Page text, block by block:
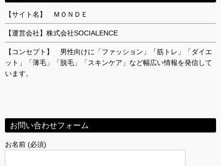
【サイト名】 ＭＯＮＤＥ
【運営会社】株式会社SOCIALENCE
【コンセプト】 男性向けに「ファッション」「筋トレ」「ダイエ
ット」「薄毛」「脱毛」「スキンケア」など幅広い情報を発信して
います。
お問い合わせフォーム
お名前 (必須)